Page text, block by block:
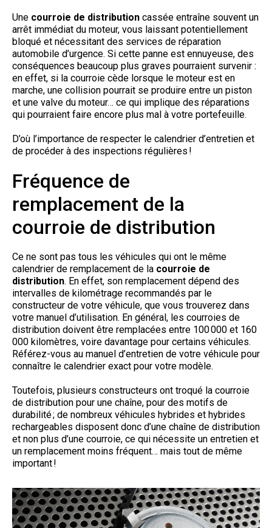
Une courroie de distribution cassée entraîne souvent un
arrêt immédiat du moteur, vous laissant potentiellement
bloqué et nécessitant des services de réparation
automobile d’urgence. Si cette panne est ennuyeuse, des
conséquences beaucoup plus graves pourraient survenir :
en effet, si la courroie cède lorsque le moteur est en
marche, une collision pourrait se produire entre un piston
et une valve du moteur… ce qui implique des réparations
qui pourraient faire encore plus mal à votre portefeuille.
D’où l’importance de respecter le calendrier d’entretien et
de procéder à des inspections régulières !
Fréquence de
remplacement de la
courroie de distribution
Ce ne sont pas tous les véhicules qui ont le même
calendrier de remplacement de la courroie de
distribution. En effet, son remplacement dépend des
intervalles de kilométrage recommandés par le
constructeur de votre véhicule, que vous trouverez dans
votre manuel d’utilisation. En général, les courroies de
distribution doivent être remplacées entre 100 000 et 160
000 kilomètres, voire davantage pour certains véhicules.
Référez-vous au manuel d’entretien de votre véhicule pour
connaître le calendrier exact pour votre modèle.
Toutefois, plusieurs constructeurs ont troqué la courroie
de distribution pour une chaîne, pour des motifs de
durabilité ; de nombreux véhicules hybrides et hybrides
rechargeables disposent donc d’une chaîne de distribution
et non plus d’une courroie, ce qui nécessite un entretien et
un remplacement moins fréquent… mais tout de même
important !